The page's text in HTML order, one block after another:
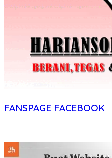
FANSPAGE FACEBOOK